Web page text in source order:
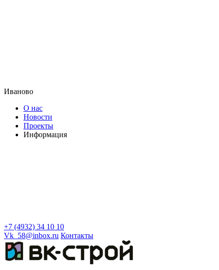
Иваново
О нас
Новости
Проекты
Информация
+7 (4932) 34 10 10
Vk_58@inbox.ru Контакты